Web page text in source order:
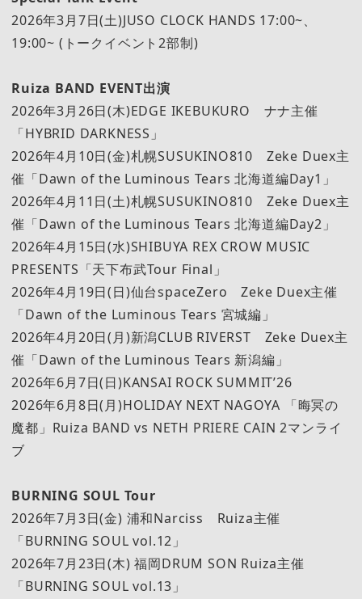
2026年3月7日(土)JUSO CLOCK HANDS 17:00~、
19:00~ (トークイベント2部制)
Ruiza BAND EVENT出演
2026年3月26日(木)EDGE IKEBUKURO ナナ主催
「HYBRID DARKNESS」
2026年4月10日(金)札幌SUSUKINO810 Zeke Duex主
催「Dawn of the Luminous Tears 北海道編Day1」
2026年4月11日(土)札幌SUSUKINO810 Zeke Duex主
催「Dawn of the Luminous Tears 北海道編Day2」
2026年4月15日(水)SHIBUYA REX CROW MUSIC
PRESENTS「天下布武Tour Final」
2026年4月19日(日)仙台spaceZero Zeke Duex主催
「Dawn of the Luminous Tears 宮城編」
2026年4月20日(月)新潟CLUB RIVERST Zeke Duex主
催「Dawn of the Luminous Tears 新潟編」
2026年6月7日(日)KANSAI ROCK SUMMIT’26
2026年6月8日(月)HOLIDAY NEXT NAGOYA 「晦冥の
魔都」Ruiza BAND vs NETH PRIERE CAIN 2マンライ
ブ
BURNING SOUL Tour
2026年7月3日(金) 浦和Narciss Ruiza主催
「BURNING SOUL vol.12」
2026年7月23日(木) 福岡DRUM SON Ruiza主催
「BURNING SOUL vol.13」